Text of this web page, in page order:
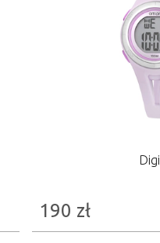
190 zł